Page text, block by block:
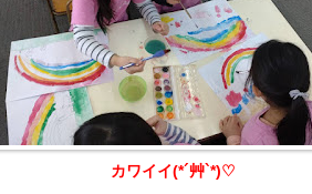
カワイイ(*´艸`*)♡